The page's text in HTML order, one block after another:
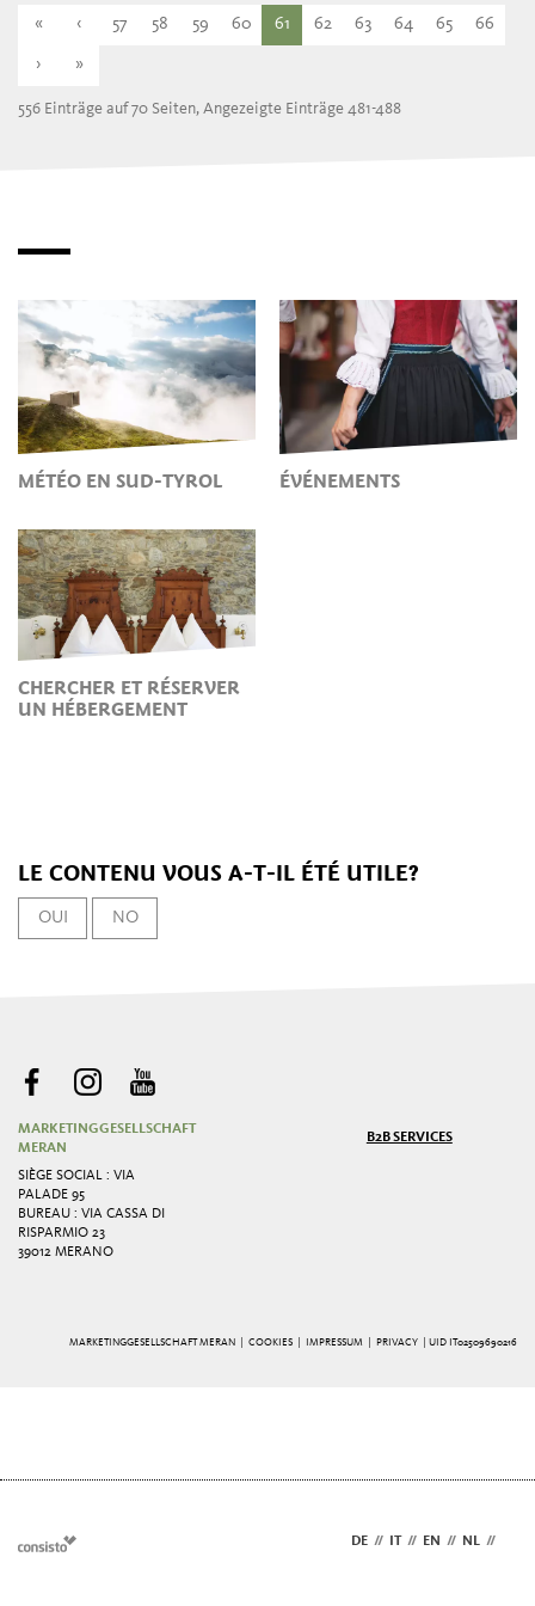
« ‹ 57 58 59 60 61 62 63 64 65 66
› »
556 Einträge auf 70 Seiten, Angezeigte Einträge 481-488
MÉTÉO EN SUD-TYROL ÉVÉNEMENTS
CHERCHER ET RÉSERVER
UN HÉBERGEMENT
LE CONTENU VOUS A-T-IL ÉTÉ UTILE?
OUI NO
MARKETINGGESELLSCHAFT
MERAN
SIÈGE SOCIAL : VIA
PALADE 95
BUREAU : VIA CASSA DI
RISPARMIO 23
39012 MERANO
B2B SERVICES
MARKETINGGESELLSCHAFT MERAN | COOKIES| IMPRESSUM| PRIVACY | UID IT02509690216
DE // IT // EN // NL //